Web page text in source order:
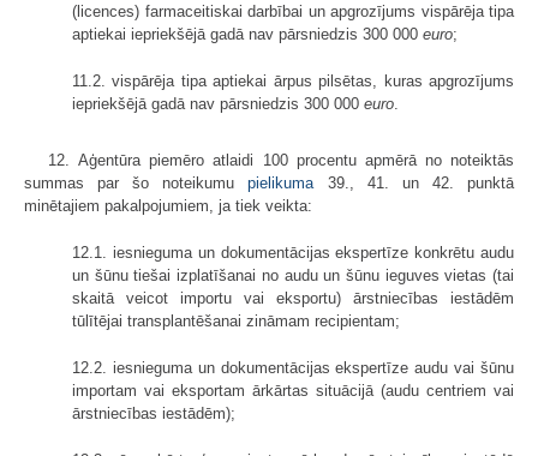
(licences) farmaceitiskai darbībai un apgrozījums vispārēja tipa
aptiekai iepriekšējā gadā nav pārsniedzis 300 000 euro;
11.2. vispārēja tipa aptiekai ārpus pilsētas, kuras apgrozījums
iepriekšējā gadā nav pārsniedzis 300 000 euro
12. Aģentūra piemēro atlaidi 100 procentu apmērā no noteiktās
summas par šo noteikumupielikuma 39., 41. un 42. punktā
minētajiem pakalpojumiem, ja tiek veikta:
12.1. iesnieguma un dokumentācijas ekspertīze konkrētu audu
un šūnu tiešai izplatīšanai no audu un šūnu ieguves vietas (tai
skaitā veicot importu vai eksportu) ārstniecības iestādēm
tūlītējai transplantēšanai zināmam recipientam;
12.2. iesnieguma un dokumentācijas ekspertīze audu vai šūnu
importam vai eksportam ārkārtas situācijā (audu centriem vai
ārstniecības iestādēm);